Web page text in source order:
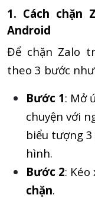
1. Cách chặn
Android
Để chặn Zalo
theo 3 bước như
Bước 1: Mở
chuyện với
biểu tượng
hình.
Bước 2:
chặn.